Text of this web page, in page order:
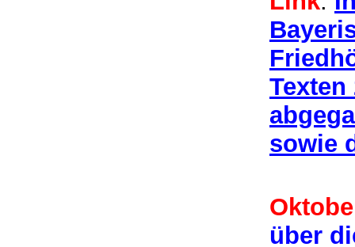
sowie
über